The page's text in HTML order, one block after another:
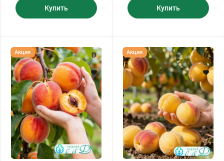
Купить Купить
Абрикос
"БУРЕВЕСТНИК"
среднеранний,
самоплодный
Акция
Абрикос
"ВЕЛЛИНГТОН"
поздний,
самоплодный
Акция